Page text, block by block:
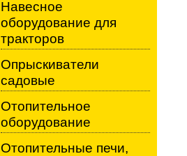
Навесное
оборудование для
тракторов
Опрыскиватели
садовые
Отопительное
оборудование
Отопительные печи,